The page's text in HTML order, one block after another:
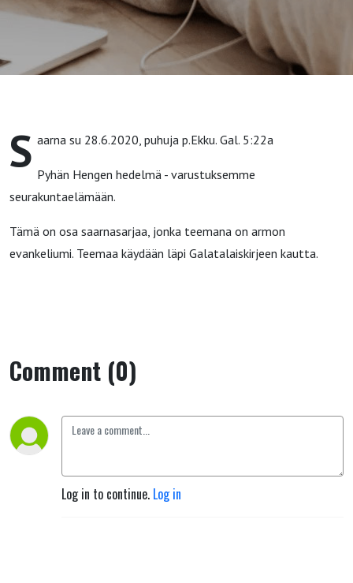
S aarna su 28.6.2020, puhuja p.Ekku. Gal. 5:22a
Pyhän Hengen hedelmä - varustuksemme
seurakuntaelämään.
Tämä on osa saarnasarjaa, jonka teemana on armon
evankeliumi. Teemaa käydään läpi Galatalaiskirjeen kautta.
Comment (0)
Log in to continue. Log in